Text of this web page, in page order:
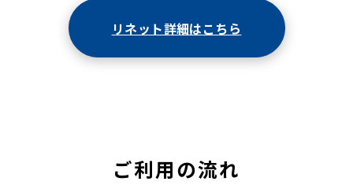
リネット詳細はこちら
ご利用の流れ